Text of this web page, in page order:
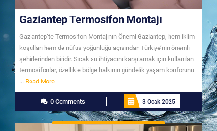
Gaziantep Termosifon Montajı
Gaziantep’te Termosifon Montajının Önemi Gaziantep, hem iklim
koşulları hem de nüfus yoğunluğu açısından Türkiye’nin önemli
şehirlerinden biridir. Sıcak su ihtiyacını karşılamak için kullanılan
termosifonlar, özellikle bölge halkının gündelik yaşam konforunu
... Read MoreRead
More
0 Comments
3 Ocak 2025